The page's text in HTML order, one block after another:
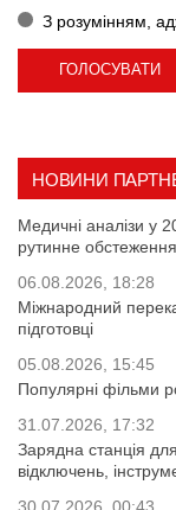
З розумінням,
НОВИНИ
Медичні аналізи у
рутинне
06.08.2026, 18:28
Міжнародний
підготовці
05.08.2026, 15:45
Популярні фільми
31.07.2026, 17:32
Зарядна станція
відключень,